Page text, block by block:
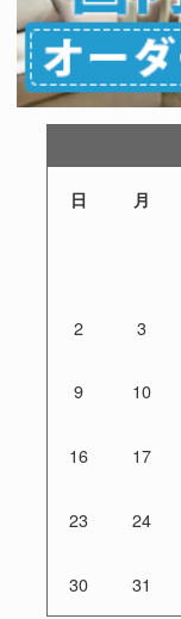
日 月
2 3
9 10
16 17
23 24
30 31